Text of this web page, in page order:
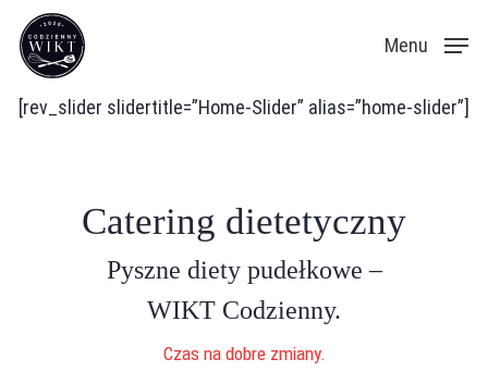
Skip
main
content
Menu
[rev_slider slidertitle=”Home-Slider” alias=”home-slider”]
Catering dietetyczny
Pyszne diety pudełkowe –
WIKT Codzienny.
Czas na dobre zmiany.